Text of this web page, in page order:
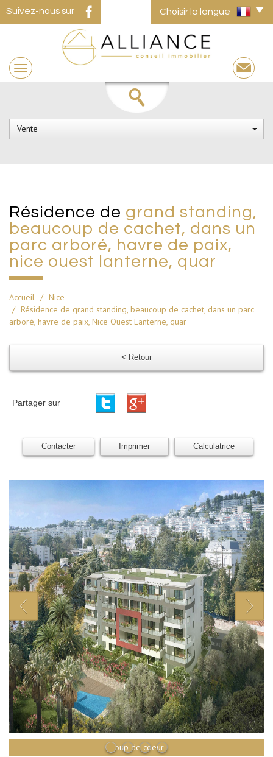
Suivez-nous sur Choisir la langue
Vente
résidence de grand standing,
beaucoup de cachet, dans un
parc arboré, havre de paix,
nice ouest lanterne, quar
Accueil
Nice
Résidence de grand standing, beaucoup de cachet, dans un parc
arboré, havre de paix, Nice Ouest Lanterne, quar
< Retour
Partager sur
Contacter Imprimer Calculatrice
Coup de coeur